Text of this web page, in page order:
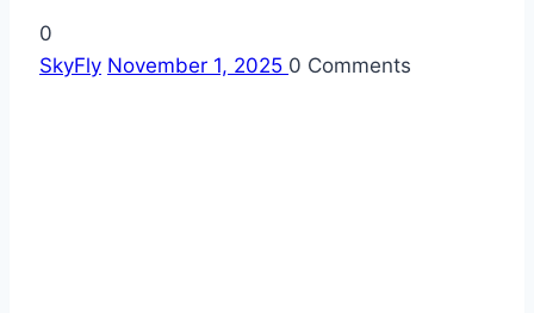
0
SkyFly November 1, 2025 0 Comments